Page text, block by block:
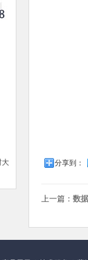
大
分享到：
上一篇： 数